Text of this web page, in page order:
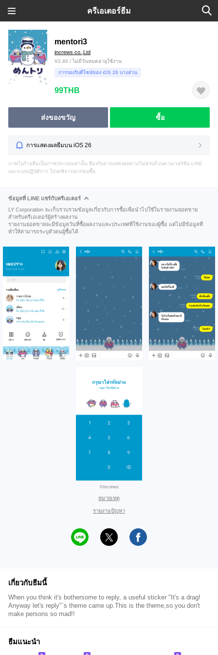
ครีเอเตอร์ธีม
mentori3
increws co.,Ltd
V2.40 / ไม่มีวันหมดอายุใช้งาน
การรองรับดีไซน์ของ iOS 26 บางส่วน
99THB
ส่งของขวัญ ซื้อ
การแสดงผลธีมบน iOS 26
ภาพในร้านธีมเป็นภาพประกอบเท่านั้น ธีมจริงอาจแสดงผลต่าง/ไม่ครบถ้วนตามเวอร์ชัน LINE
และระบบปฏิบัติการ โปรดพิจารณาก่อนซื้อ
ข้อมูลที่ LINE แชร์กับครีเอเตอร์
LY Corporation จะเก็บรวบรวมข้อมูลเกี่ยวกับการซื้อเพื่อนำไปใช้ในรายงานยอดขาย
สำหรับครีเอเตอร์ผู้สร้างผลงาน
รายงานยอดขายจะมีข้อมูลวันที่ซื้อผลงานและประเทศที่ใช้งานของผู้ซื้อ แต่ไม่มีข้อมูลที่
ทำให้สามารถระบุตัวตนผู้ซื้อได้
©increws
หมายเหตุ
รายงานปัญหา
เกี่ยวกับธีมนี้
When you think it's bothersome to reply, a useful sticker "It's a drag!
Anyway let's reply"`s theme came up.This is the theme,so you don't
make persons so mad!!
ธีมแนะนำ